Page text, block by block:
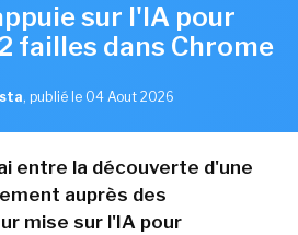
sur l'IA pour
failles dans Chrome
, publié le 04 Aout 2026
entre la découverte d'une
auprès des
mise sur l'IA pour